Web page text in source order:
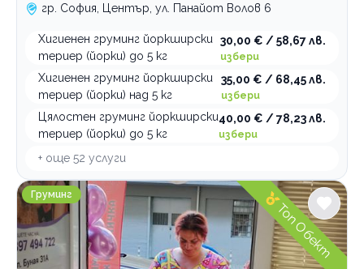
гр. София, Център, ул. Панайот Волов 6
Хигиенен груминг йоркширски
териер (йорки) до 5 кг
30,00 € / 58,67 лв.
избери
Хигиенен груминг йоркширски
териер (йорки) над 5 кг
35,00 € / 68,45 лв.
избери
Цялостен груминг йоркширски
териер (йорки) до 5 кг
40,00 € / 78,23 лв.
избери
+ още 52 услуги
Пух и Лапичка груминг салон
Груминг
Топ Обект